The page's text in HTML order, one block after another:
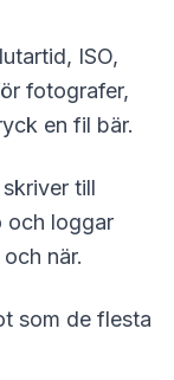
ISO,
fotografer,
en fil bär.
till
och loggar
när.
som de flesta